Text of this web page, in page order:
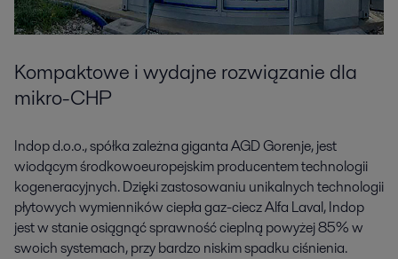
Kompaktowe i wydajne rozwiązanie dla
mikro-CHP
Indop d.o.o., spółka zależna giganta AGD Gorenje, jest
wiodącym środkowoeuropejskim producentem technologii
kogeneracyjnych. Dzięki zastosowaniu unikalnych technologii
płytowych wymienników ciepła gaz-ciecz Alfa Laval, Indop
jest w stanie osiągnąć sprawność cieplną powyżej 85% w
swoich systemach, przy bardzo niskim spadku ciśnienia.